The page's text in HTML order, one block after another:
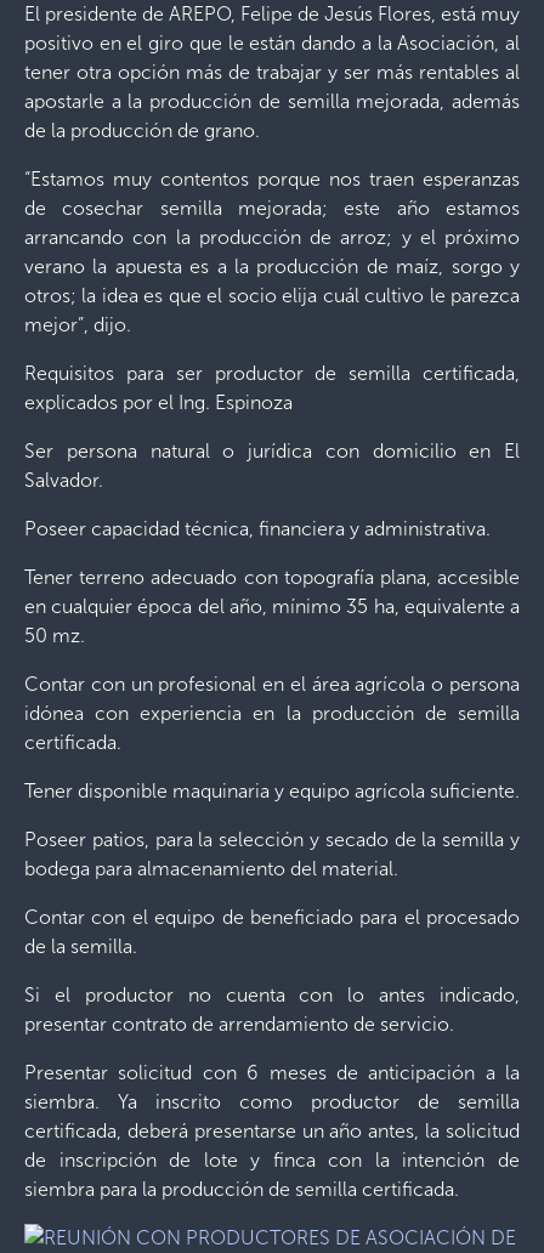
El presidente de AREPO, Felipe de Jesús Flores, está muy
positivo en el giro que le están dando a la Asociación, al
tener otra opción más de trabajar y ser más rentables al
apostarle a la producción de semilla mejorada, además
de la producción de grano.
“Estamos muy contentos porque nos traen esperanzas
de cosechar semilla mejorada; este año estamos
arrancando con la producción de arroz; y el próximo
verano la apuesta es a la producción de maíz, sorgo y
otros; la idea es que el socio elija cuál cultivo le parezca
mejor”, dijo.
Requisitos para ser productor de semilla certificada,
explicados por el Ing. Espinoza
Ser persona natural o jurídica con domicilio en El
Salvador.
Poseer capacidad técnica, financiera y administrativa.
Tener terreno adecuado con topografía plana, accesible
en cualquier época del año, mínimo 35 ha, equivalente a
50 mz.
Contar con un profesional en el área agrícola o persona
idónea con experiencia en la producción de semilla
certificada.
Tener disponible maquinaria y equipo agrícola suficiente.
Poseer patios, para la selección y secado de la semilla y
bodega para almacenamiento del material.
Contar con el equipo de beneficiado para el procesado
de la semilla.
Si el productor no cuenta con lo antes indicado,
presentar contrato de arrendamiento de servicio.
Presentar solicitud con 6 meses de anticipación a la
siembra. Ya inscrito como productor de semilla
certificada, deberá presentarse un año antes, la solicitud
de inscripción de lote y finca con la intención de
siembra para la producción de semilla certificada.